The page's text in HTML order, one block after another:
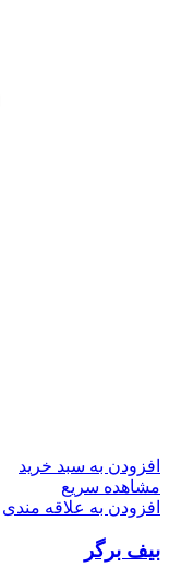
افزودن به سبد خرید
مشاهده سریع
افزودن به علاقه مندی
بیف برگر